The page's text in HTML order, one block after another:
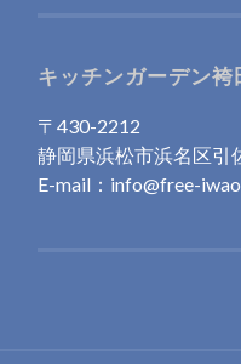
キッチンガーデン
〒430-2212
静岡県浜松市浜名区引
E-mail：info@free-